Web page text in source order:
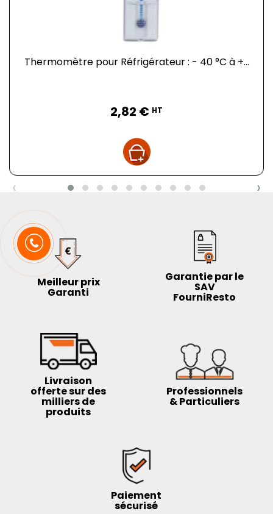
Thermomètre pour Réfrigérateur : - 40 °C à +...
2,82 € HT
‹ ›
Meilleur prix
Garanti
Garantie par le
SAV
FourniResto
Livraison
offerte sur des
milliers de
produits
Professionnels
& Particuliers
Paiement
sécurisé